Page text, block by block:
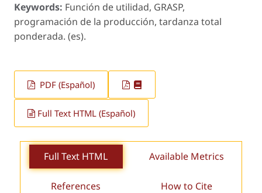
Keywords: Función de utilidad, GRASP,
programación de la producción, tardanza total
ponderada. (es).
PDF (Español)
Full Text HTML (Español)
Full Text HTML Available Metrics
References How to Cite